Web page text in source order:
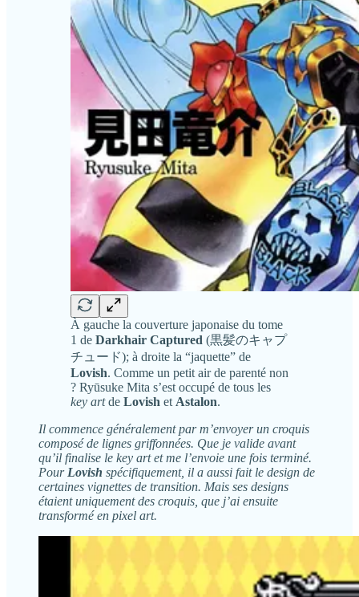
À gauche la couverture japonaise du tome
1 de Darkhair Captured (黒髪のキャプ
チュード); à droite la “jaquette” de
Lovish. Comme un petit air de parenté non
? Ryūsuke Mita s’est occupé de tous les
key artde Lovish et Astalon.
Il commence généralement par m’envoyer un croquis
composé de lignes griffonnées. Que je valide avant
qu’il finalise le key art et me l’envoie une fois terminé.
Pour Lovish spécifiquement, il a aussi fait le design de
certaines vignettes de transition. Mais ses designs
étaient uniquement des croquis, que j’ai ensuite
transformé en pixel art.